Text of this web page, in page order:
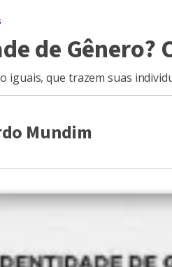
de Gênero?
iguais, que trazem suas
Mundim